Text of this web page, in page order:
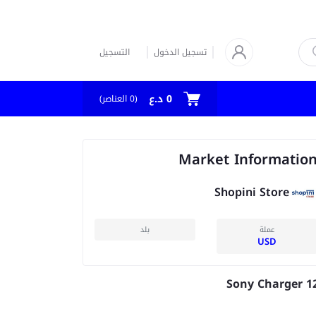
تسجيل الدخول التسجيل
0 د.ع (
0العناصر)
Market Information
Shopini Store
عملة
USD
بلد
Sony Charger